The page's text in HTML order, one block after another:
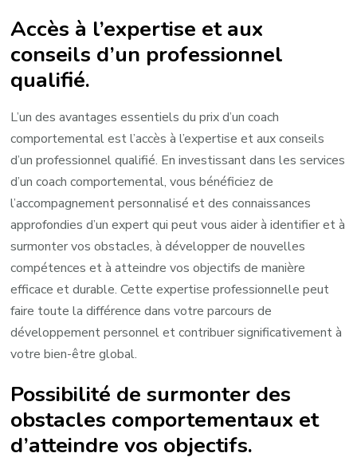
Accès à l’expertise et aux
conseils d’un professionnel
qualifié.
L’un des avantages essentiels du prix d’un coach
comportemental est l’accès à l’expertise et aux conseils
d’un professionnel qualifié. En investissant dans les services
d’un coach comportemental, vous bénéficiez de
l’accompagnement personnalisé et des connaissances
approfondies d’un expert qui peut vous aider à identifier et à
surmonter vos obstacles, à développer de nouvelles
compétences et à atteindre vos objectifs de manière
efficace et durable. Cette expertise professionnelle peut
faire toute la différence dans votre parcours de
développement personnel et contribuer significativement à
votre bien-être global.
Possibilité de surmonter des
obstacles comportementaux et
d’atteindre vos objectifs.